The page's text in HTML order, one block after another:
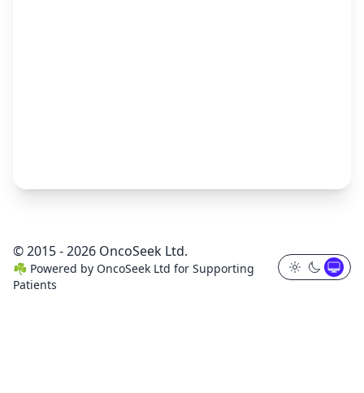
© 2015 - 2026 OncoSeek Ltd.
☘️ Powered by OncoSeek Ltd for Supporting
Patients